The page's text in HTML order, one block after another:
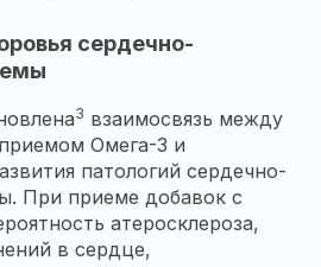
сердечно-
3 взаимосвязь между
Омега-3 и
патологий сердечно-
При приеме добавок с
атеросклероза,
в сердце,